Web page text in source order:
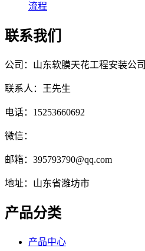
流程
联系我们
公司：山东软膜天花工程安装公司
联系人：王先生
电话：15253660692
微信：
邮箱：395793790@qq.com
地址：山东省潍坊市
产品分类
产品中心